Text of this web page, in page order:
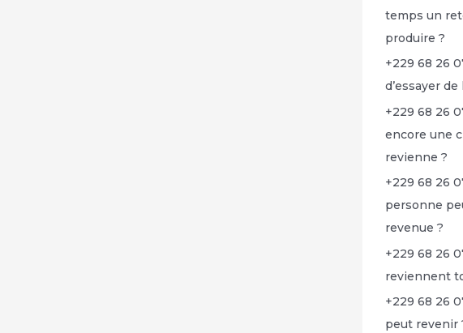
temps un
produire ?
+229 68 26
d’essayer
+229 68 26
encore une
revienne ?
+229 68 26
personne
revenue ?
+229 68 26
reviennent
+229 68 26
peut revenir